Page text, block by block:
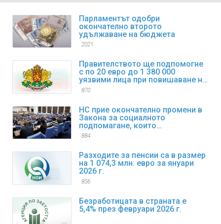
Парламентът одобри
окончателно второто
удължаване на бюджета
2021
Правителството ще подпомогне
с по 20 евро до 1 380 000
уязвими лица при повишаване на
цените на горивата
870
НС прие окончателно промени в
Закона за социалното
подпомагане, които
регламентират коледните и
884
Разходите за пенсии са в размер
на 1 074,3 млн. евро за януари
2026 г.
856
Безработицата в страната е
5,4% през февруари 2026 г.